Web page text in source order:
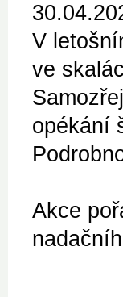
V
ve
opékání
Akce